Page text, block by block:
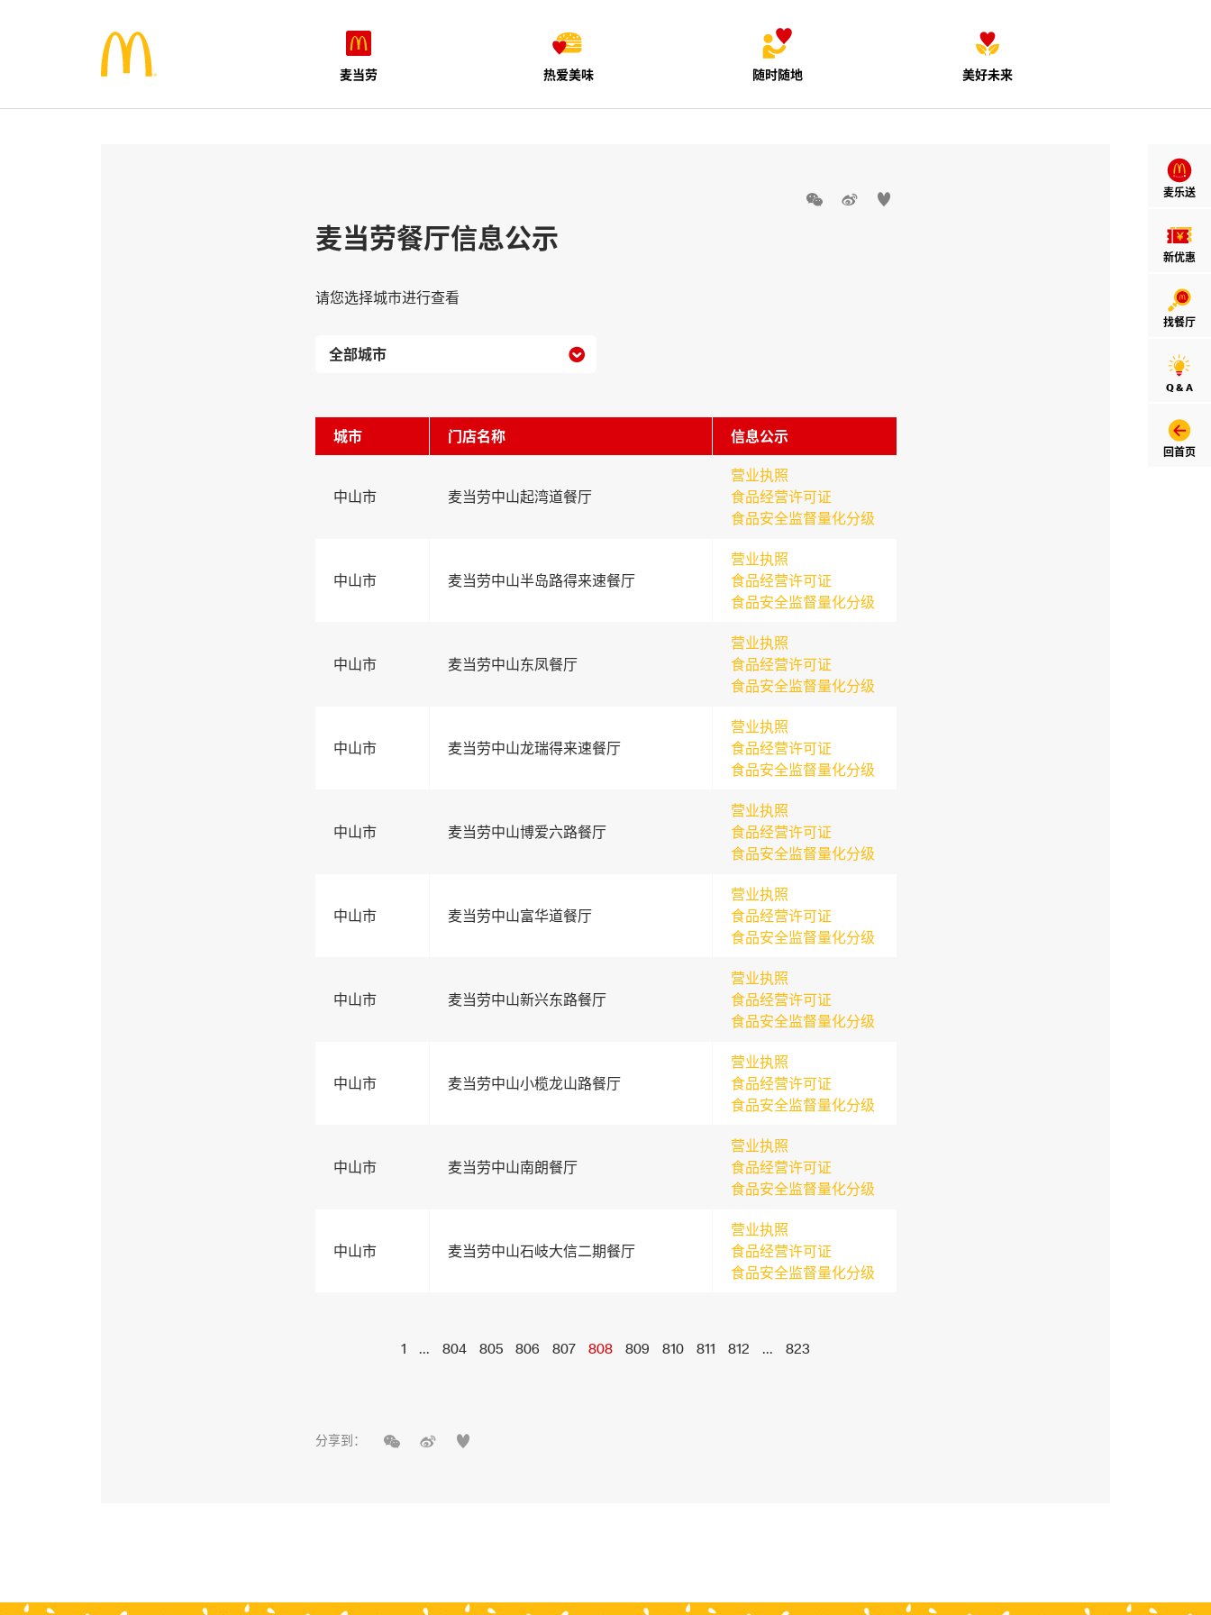
麦当劳 热爱美味 随时随地 美好未来
麦乐送
新优惠
找餐厅
Q & A
回首页
  
麦当劳餐厅信息公示
请您选择城市进行查看

城市 门店名称 信息公示
中山市 麦当劳中山起湾道餐厅
营业执照
食品经营许可证
食品安全监督量化分级
中山市 麦当劳中山半岛路得来速餐厅
营业执照
食品经营许可证
食品安全监督量化分级
中山市 麦当劳中山东凤餐厅
营业执照
食品经营许可证
食品安全监督量化分级
中山市 麦当劳中山龙瑞得来速餐厅
营业执照
食品经营许可证
食品安全监督量化分级
中山市 麦当劳中山博爱六路餐厅
营业执照
食品经营许可证
食品安全监督量化分级
中山市 麦当劳中山富华道餐厅
营业执照
食品经营许可证
食品安全监督量化分级
中山市 麦当劳中山新兴东路餐厅
营业执照
食品经营许可证
食品安全监督量化分级
中山市 麦当劳中山小榄龙山路餐厅
营业执照
食品经营许可证
食品安全监督量化分级
中山市 麦当劳中山南朗餐厅
营业执照
食品经营许可证
食品安全监督量化分级
中山市 麦当劳中山石岐大信二期餐厅
营业执照
食品经营许可证
食品安全监督量化分级
1 ... 804 805 806 807 808 809 810 811 812 ... 823
分享到：   